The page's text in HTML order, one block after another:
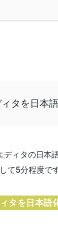
タを日本
ィタの日本
て5分程度です
タを日本語